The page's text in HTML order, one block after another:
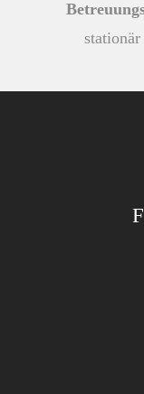
stationär